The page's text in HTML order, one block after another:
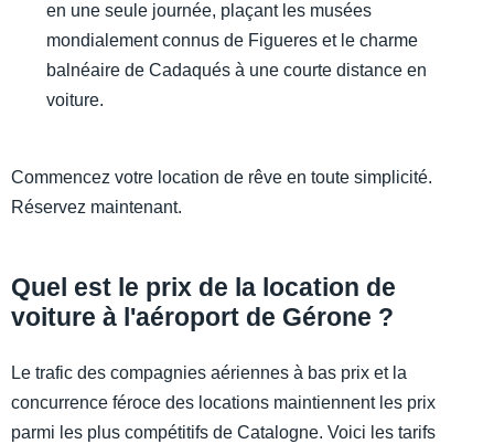
en une seule journée, plaçant les musées
mondialement connus de Figueres et le charme
balnéaire de Cadaqués à une courte distance en
voiture.
Commencez votre location de rêve en toute simplicité.
Réservez maintenant.
Quel est le prix de la location de
voiture à l'aéroport de Gérone ?
Le trafic des compagnies aériennes à bas prix et la
concurrence féroce des locations maintiennent les prix
parmi les plus compétitifs de Catalogne. Voici les tarifs